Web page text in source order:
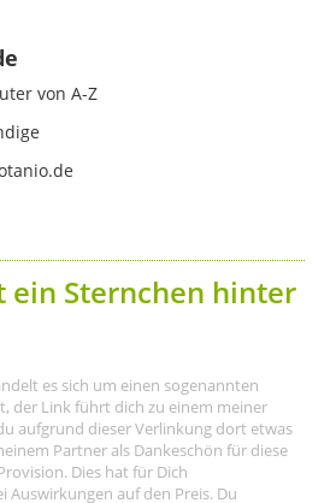
von A-Z
ein Sternchen hinter
es sich um einen sogenannten
der Link führt dich zu einem meiner
aufgrund dieser Verlinkung dort etwas
Partner als Dankeschön für diese
Dies hat für Dich
Auswirkungen auf den Preis. Du